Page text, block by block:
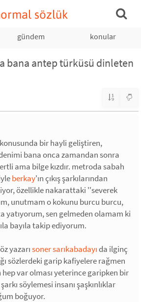
sözlük
gündem konular
bana antep türküsü dinleten
bir hayli geliştiren,
bana onca zamandan sonra
ama bilge kızdır. metroda sabah
berkay'ın çıkış şarkılarından
özellikle nakarattaki ''severek
unutmam o kokunu burcu burcu,
yatıyorum, sen gelmeden olamam ki
bayıla takip ediyorum.
yazarısoner sarıkabadayıda ilginç
sözlerdeki garip kafiyelere rağmen
var olması yeterince garipken bir
söylemesi insanı şaşkınlıklar
boğuyor.